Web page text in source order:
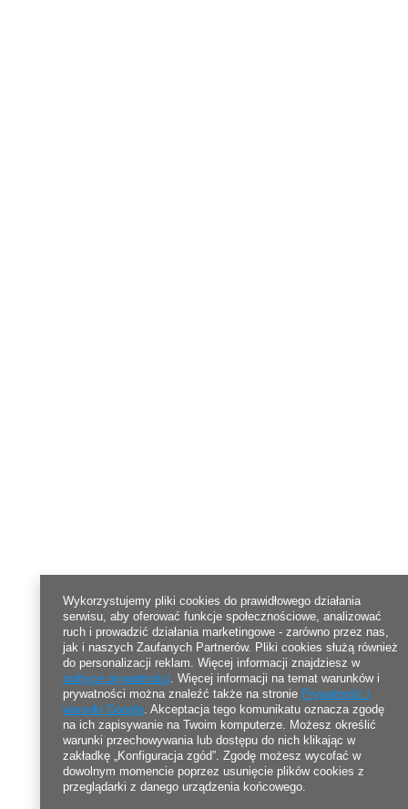
Wykorzystujemy pliki cookies do prawidłowego działania
serwisu, aby oferować funkcje społecznościowe, analizować
ruch i prowadzić działania marketingowe - zarówno przez nas,
jak i naszych Zaufanych Partnerów. Pliki cookies służą również
do personalizacji reklam. Więcej informacji znajdziesz w
polityce prywatności. Więcej informacji na temat warunków i
prywatności można znaleźć także na stronie Prywatność i
warunki Google. Akceptacja tego komunikatu oznacza zgodę
na ich zapisywanie na Twoim komputerze. Możesz określić
warunki przechowywania lub dostępu do nich klikając w
zakładkę „Konfiguracja zgód”. Zgodę możesz wycofać w
dowolnym momencie poprzez usunięcie plików cookies z
przeglądarki z danego urządzenia końcowego.